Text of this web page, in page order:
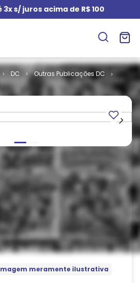
s/ juros acima de R$ 100
DC
Outras Publicações DC
meramente ilustrativa